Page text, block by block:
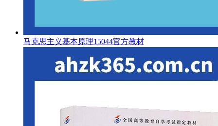
马克思主义基本原理15044官方教材